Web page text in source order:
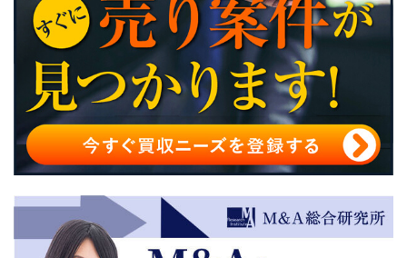
M&A手数料の相場まとめ